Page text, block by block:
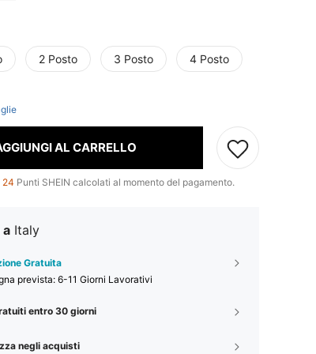
2 Posto 3 Posto 4 Posto
AL CARRELLO
24 Punti SHEIN calcolati al momento del pagamento.
a Italy
Gratuita
prevista:6-11 Giorni Lavorativi
entro 30 giorni
negli acquisti